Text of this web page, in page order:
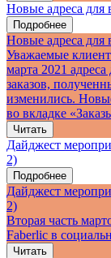
Новые адреса для
Подробнее
Новые адреса для
Уважаемые
марта 2021
заказов,
изменились.
во вкладке
Читать
Дайджест
2)
Подробнее
Дайджест
2)
Вторая часть
Faberlic в
Читать